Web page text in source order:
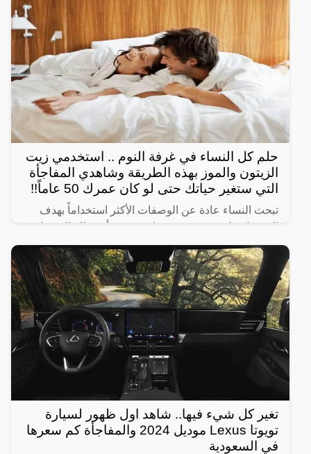
حلم كل النساء في غرفة النوم .. استخدمي زيت
الزيتون والموز بهذه الطريقة وشاهدي المفاجأة
التي ستغير حياتك حتى لو كان عمرك 50 عاماً!!
تبحث النساء عادة عن الوصفات الأكثر استخداماً بهدف
الحصول على شعر صحي وناعم، ومن أبرز تلك الوصفات
الخاصة بالبشرة والجسم للحصول على أفضل نتيجة خلال
فترة قصيرة،
تغير كل شيء فيها.. شاهد اول ظهور لسيارة
تويوتا Lexus موديل 2024 والمفاجأة كم سعرها
في السعودية